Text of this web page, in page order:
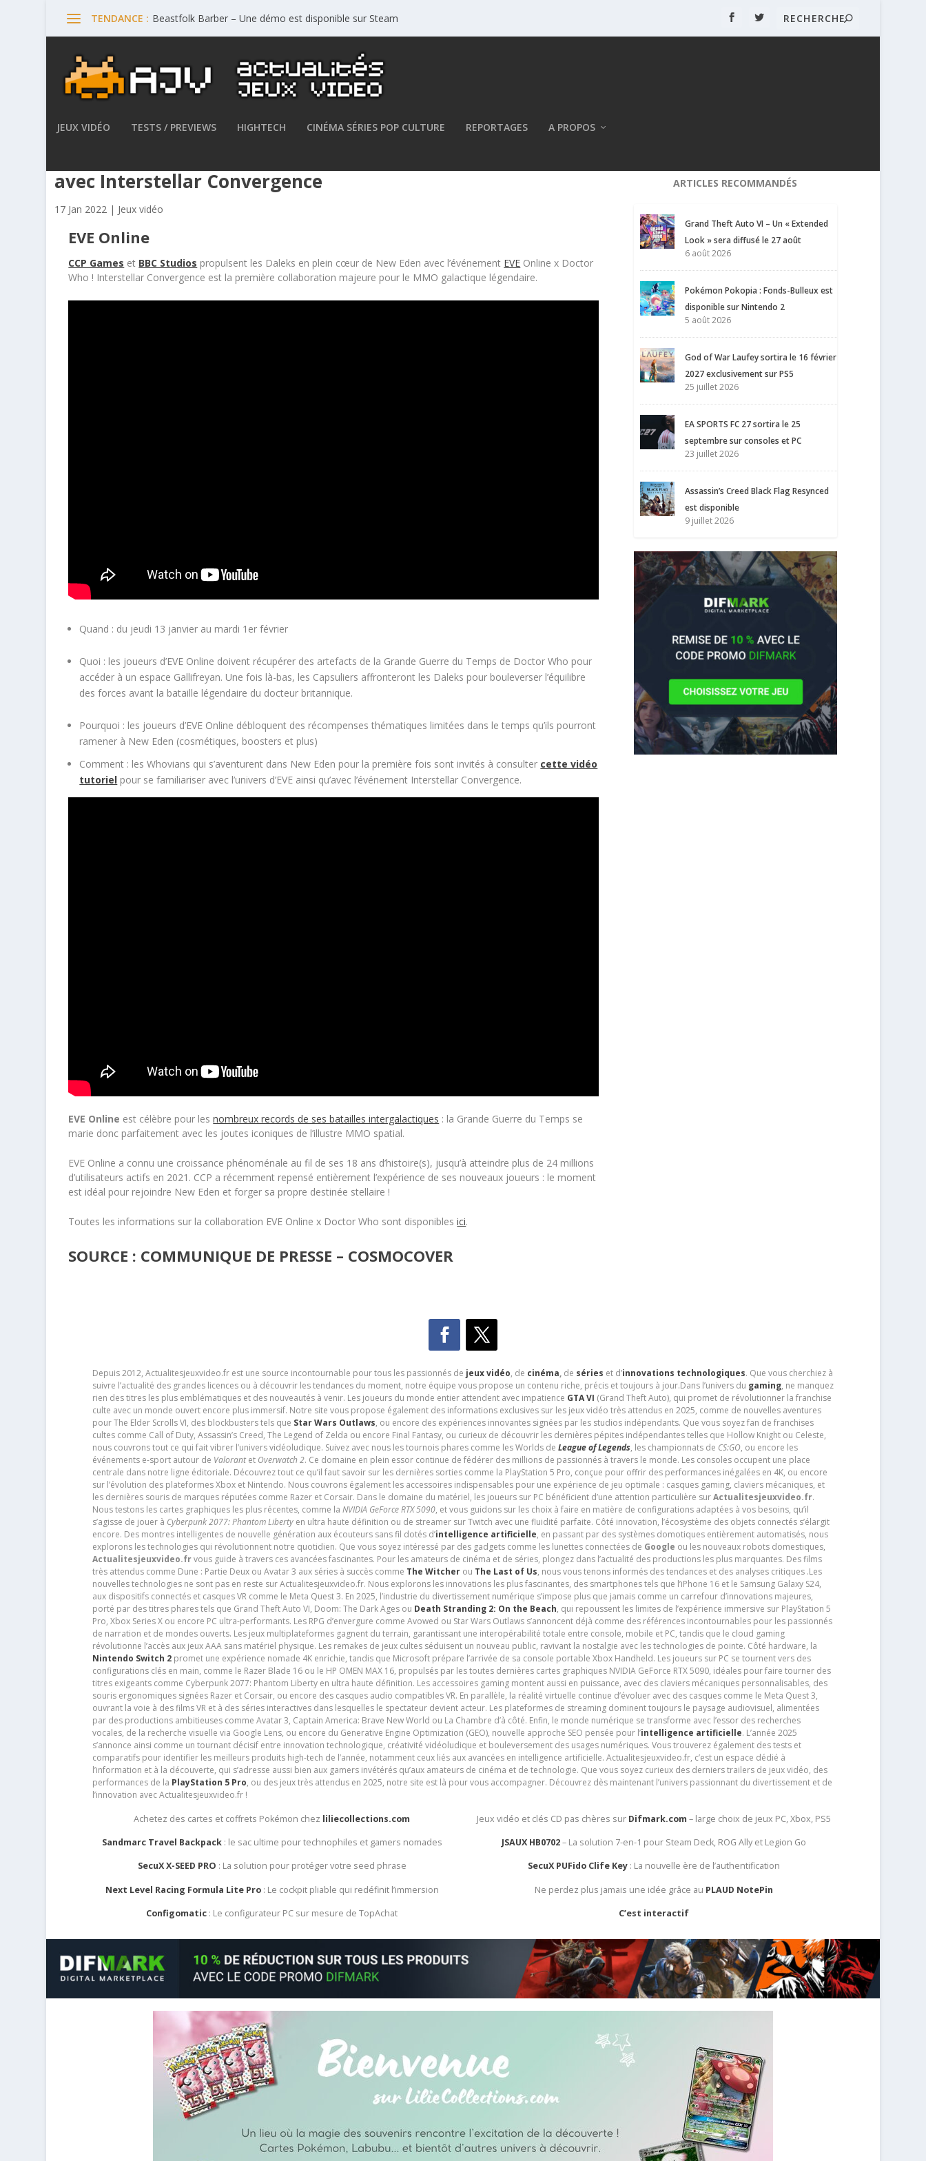
TENDANCE : Beastfolk Barber – Une démo est disponible sur Steam
JEUX VIDÉO TESTS / PREVIEWS HIGHTECH CINÉMA SÉRIES POP CULTURE REPORTAGES A PROPOS
avec Interstellar Convergence
17 Jan 2022 | Jeux vidéo
EVE Online
CCP Games et BBC Studios propulsent les Daleks en plein cœur de New Eden avec l’événement EVE Online x Doctor
Who ! Interstellar Convergence est la première collaboration majeure pour le MMO galactique légendaire.
Quand : du jeudi 13 janvier au mardi 1er février
Quoi : les joueurs d’EVE Online doivent récupérer des artefacts de la Grande Guerre du Temps de Doctor Who pour
accéder à un espace Gallifreyan. Une fois là-bas, les Capsuliers affronteront les Daleks pour bouleverser l’équilibre
des forces avant la bataille légendaire du docteur britannique.
Pourquoi : les joueurs d’EVE Online débloquent des récompenses thématiques limitées dans le temps qu’ils pourront
ramener à New Eden (cosmétiques, boosters et plus)
Comment : les Whovians qui s’aventurent dans New Eden pour la première fois sont invités à consulter cette vidéo
tutoriel pour se familiariser avec l’univers d’EVE ainsi qu’avec l’événement Interstellar Convergence.
EVE Online est célèbre pour lesnombreux records de ses batailles intergalactiques : la Grande Guerre du Temps se
marie donc parfaitement avec les joutes iconiques de l’illustre MMO spatial.
EVE Online a connu une croissance phénoménale au fil de ses 18 ans d’histoire(s), jusqu’à atteindre plus de 24 millions
d’utilisateurs actifs en 2021. CCP a récemment repensé entièrement l’expérience de ses nouveaux joueurs : le moment
est idéal pour rejoindre New Eden et forger sa propre destinée stellaire !
Toutes les informations sur la collaboration EVE Online x Doctor Who sont disponiblesici.
SOURCE : COMMUNIQUE DE PRESSE – COSMOCOVER
ARTICLES RECOMMANDÉS
Grand Theft Auto VI – Un « Extended
Look » sera diffusé le 27 août
6 août 2026
Pokémon Pokopia : Fonds-Bulleux est
disponible sur Nintendo 2
5 août 2026
God of War Laufey sortira le 16 février
2027 exclusivement sur PS5
25 juillet 2026
EA SPORTS FC 27 sortira le 25
septembre sur consoles et PC
23 juillet 2026
Assassin’s Creed Black Flag Resynced
est disponible
9 juillet 2026
Depuis 2012, Actualitesjeuxvideo.fr est une source incontournable pour tous les passionnés de jeux vidéo, de cinéma,de séries et d’innovations technologiques. Que vous cherchiez à
suivre l’actualité des grandes licences ou à découvrir les tendances du moment, notre équipe vous propose un contenu riche, précis et toujours à jour.Dans l’univers du gaming, ne manquez
rien des titres les plus emblématiques et des nouveautés à venir. Les joueurs du monde entier attendent avec impatience GTA VI (Grand Theft Auto), qui promet de révolutionner la franchise
culte avec un monde ouvert encore plus immersif. Notre site vous propose également des informations exclusives sur les jeux vidéo très attendus en 2025, comme de nouvelles aventures
pour The Elder Scrolls VI, des blockbusters tels que Star Wars Outlaws, ou encore des expériences innovantes signées par les studios indépendants. Que vous soyez fan de franchises
cultes comme Call of Duty, Assassin’s Creed, The Legend of Zelda ou encore Final Fantasy, ou curieux de découvrir les dernières pépites indépendantes telles que Hollow Knight ou Celeste,
nous couvrons tout ce qui fait vibrer l’univers vidéoludique. Suivez avec nous les tournois phares comme les Worlds de League of Legends, les championnats de CS:GO, ou encore les
événements e-sport autour de Valorantet Overwatch 2. Ce domaine en plein essor continue de fédérer des millions de passionnés à travers le monde. Les consoles occupent une place
centrale dans notre ligne éditoriale. Découvrez tout ce qu’il faut savoir sur les dernières sorties comme la PlayStation 5 Pro, conçue pour offrir des performances inégalées en 4K, ou encore
sur l’évolution des plateformes Xbox et Nintendo. Nous couvrons également les accessoires indispensables pour une expérience de jeu optimale : casques gaming, claviers mécaniques, et
les dernières souris de marques réputées comme Razer et Corsair. Dans le domaine du matériel, les joueurs sur PC bénéficient d’une attention particulière surActualitesjeuxvideo.fr.
Nous testons les cartes graphiques les plus récentes, comme la NVIDIA GeForce RTX 5090, et vous guidons sur les choix à faire en matière de configurations adaptées à vos besoins, qu’il
s’agisse de jouer à Cyberpunk 2077: Phantom Libertyen ultra haute définition ou de streamer sur Twitch avec une fluidité parfaite. Côté innovation, l’écosystème des objets connectés s’élargit
encore. Des montres intelligentes de nouvelle génération aux écouteurs sans fil dotés d’intelligence artificielle, en passant par des systèmes domotiques entièrement automatisés, nous
explorons les technologies qui révolutionnent notre quotidien. Que vous soyez intéressé par des gadgets comme les lunettes connectées de Google ou les nouveaux robots domestiques,
Actualitesjeuxvideo.frvous guide à travers ces avancées fascinantes. Pour les amateurs de cinéma et de séries, plongez dans l’actualité des productions les plus marquantes. Des films
très attendus comme Dune : Partie Deux ou Avatar 3 aux séries à succès comme The Witcherou The Last of Us, nous vous tenons informés des tendances et des analyses critiques .Les
nouvelles technologies ne sont pas en reste sur Actualitesjeuxvideo.fr. Nous explorons les innovations les plus fascinantes, des smartphones tels que l’iPhone 16 et le Samsung Galaxy S24,
aux dispositifs connectés et casques VR comme le Meta Quest 3. En 2025, l’industrie du divertissement numérique s’impose plus que jamais comme un carrefour d’innovations majeures,
porté par des titres phares tels que Grand Theft Auto VI, Doom: The Dark Ages ou Death Stranding 2: On the Beach, qui repoussent les limites de l’expérience immersive sur PlayStation 5
Pro, Xbox Series X ou encore PC ultra-performants. Les RPG d’envergure comme Avowed ou Star Wars Outlaws s’annoncent déjà comme des références incontournables pour les passionnés
de narration et de mondes ouverts. Les jeux multiplateformes gagnent du terrain, garantissant une interopérabilité totale entre console, mobile et PC, tandis que le cloud gaming
révolutionne l’accès aux jeux AAA sans matériel physique. Les remakes de jeux cultes séduisent un nouveau public, ravivant la nostalgie avec les technologies de pointe. Côté hardware, la
Nintendo Switch 2promet une expérience nomade 4K enrichie, tandis que Microsoft prépare l’arrivée de sa console portable Xbox Handheld. Les joueurs sur PC se tournent vers des
configurations clés en main, comme le Razer Blade 16 ou le HP OMEN MAX 16, propulsés par les toutes dernières cartes graphiques NVIDIA GeForce RTX 5090, idéales pour faire tourner des
titres exigeants comme Cyberpunk 2077: Phantom Liberty en ultra haute définition. Les accessoires gaming montent aussi en puissance, avec des claviers mécaniques personnalisables, des
souris ergonomiques signées Razer et Corsair, ou encore des casques audio compatibles VR. En parallèle, la réalité virtuelle continue d’évoluer avec des casques comme le Meta Quest 3,
ouvrant la voie à des films VR et à des séries interactives dans lesquelles le spectateur devient acteur. Les plateformes de streaming dominent toujours le paysage audiovisuel, alimentées
par des productions ambitieuses comme Avatar 3, Captain America: Brave New World ou La Chambre d’à côté. Enfin, le monde numérique se transforme avec l’essor des recherches
vocales, de la recherche visuelle via Google Lens, ou encore du Generative Engine Optimization (GEO), nouvelle approche SEO pensée pour l’intelligence artificielle. L’année 2025
s’annonce ainsi comme un tournant décisif entre innovation technologique, créativité vidéoludique et bouleversement des usages numériques. Vous trouverez également des tests et
comparatifs pour identifier les meilleurs produits high-tech de l’année, notamment ceux liés aux avancées en intelligence artificielle. Actualitesjeuxvideo.fr, c’est un espace dédié à
l’information et à la découverte, qui s’adresse aussi bien aux gamers invétérés qu’aux amateurs de cinéma et de technologie. Que vous soyez curieux des derniers trailers de jeux vidéo, des
performances de la PlayStation 5 Pro, ou des jeux très attendus en 2025, notre site est là pour vous accompagner. Découvrez dès maintenant l’univers passionnant du divertissement et de
l’innovation avec Actualitesjeuxvideo.fr !
Achetez des cartes et coffrets Pokémon chez liliecollections.com
Sandmarc Travel Backpack: le sac ultime pour technophiles et gamers nomades
SecuX X-SEED PRO : La solution pour protéger votre seed phrase
Next Level Racing Formula Lite Pro: Le cockpit pliable qui redéfinit l’immersion
Configomatic : Le configurateur PC sur mesure de TopAchat
Jeux vidéo et clés CD pas chères sur Difmark.com – large choix de jeux PC, Xbox, PS5
JSAUX HB0702– La solution 7-en-1 pour Steam Deck, ROG Ally et Legion Go
SecuX PUFido Clife Key : La nouvelle ère de l’authentification
Ne perdez plus jamais une idée grâce au PLAUD NotePin
C’est interactif